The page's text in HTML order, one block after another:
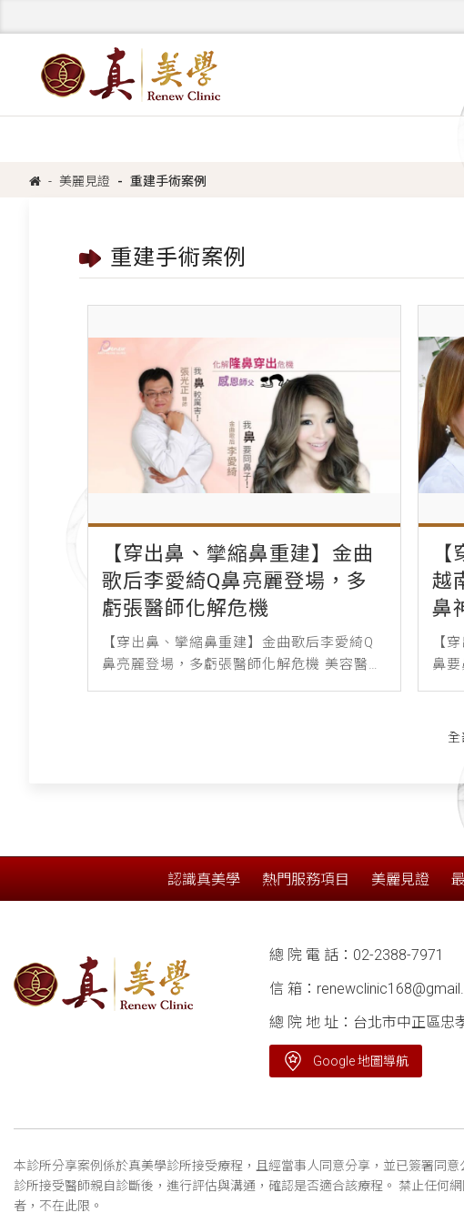
美麗見證 重建手術案例
重建手術案例
【穿出鼻、攣縮鼻重建】金曲
歌后李愛綺Q鼻亮麗登場，多
虧張醫師化解危機
【穿出鼻、攣縮鼻重建】金曲歌后李愛綺Q
鼻亮麗登場，多虧張醫師化解危機 美容醫
越
鼻
【
鼻
挺
認識真美學 熱門服務項目 美麗見證
總 院 電 話： 02-2388-7971
信 箱：
總 院 地 址：台北市中正區忠
Google 地圖導航
本診所分享案例係於真美學診所接受療程，且經當事人同意分享，並已簽署同
診所接受醫師親自診斷後，進行評估與溝通，確認是否適合該療程。 禁止任何
者，不在此限。